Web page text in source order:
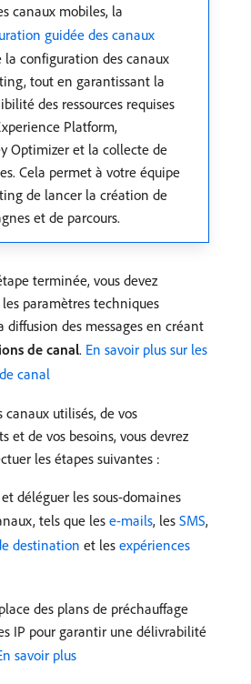
canaux mobiles, la
guidée des canaux
la configuration des canaux
tout en garantissant la
des ressources requises
Platform,
Optimizer et la collecte de
Cela permet à votre équipe
de lancer la création de
et de parcours.
terminée, vous devez
paramètres techniques
diffusion des messages en créant
de canal. En savoir plus sur les
canal
canaux utilisés, de vos
et de vos besoins, vous devrez
les étapes suivantes :
déléguer les sous-domaines
tels que lese-mails, les SMS,
destination et les expériences
des plans de préchauffage
IP pour garantir une délivrabilité
savoir plus